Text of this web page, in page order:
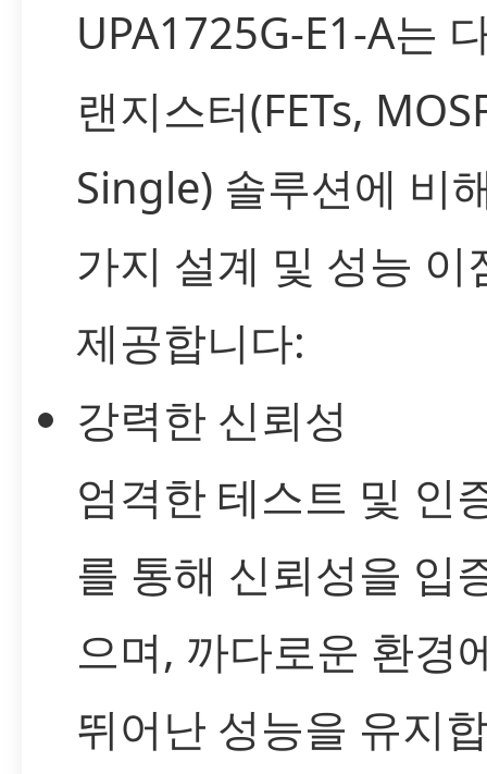
UPA1725G-E1-A는
랜지스터(FETs,
Single) 솔루션에 비
가지 설계 및 성능 이
제공합니다:
강력한 신뢰성
엄격한 테스트 및 인
를 통해 신뢰성을 입
으며, 까다로운 환경
뛰어난 성능을 유지